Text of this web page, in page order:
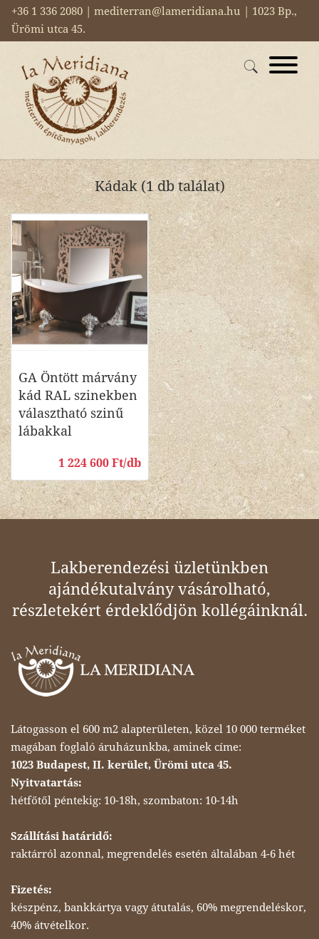
+36 1 336 2080 | mediterran@lameridiana.hu | 1023 Bp.,
Ürömi utca 45.
Kádak (1 db találat)
GA Öntött márvány
kád RAL szinekben
választható szinű
lábakkal
1 224 600 Ft/db
Lakberendezési üzletünkben
ajándékutalvány vásárolható,
részletekért érdeklődjön kollégáinknál.
Látogasson el 600 m2 alapterületen, közel 10 000 terméket
magában foglaló áruházunkba, aminek címe:
1023 Budapest, II. kerület, Ürömi utca 45.
Nyitvatartás:
hétfőtől péntekig: 10-18h, szombaton: 10-14h
Szállítási határidő:
raktárról azonnal, megrendelés esetén általában 4-6 hét
Fizetés:
készpénz, bankkártya vagy átutalás, 60% megrendeléskor,
40% átvételkor.